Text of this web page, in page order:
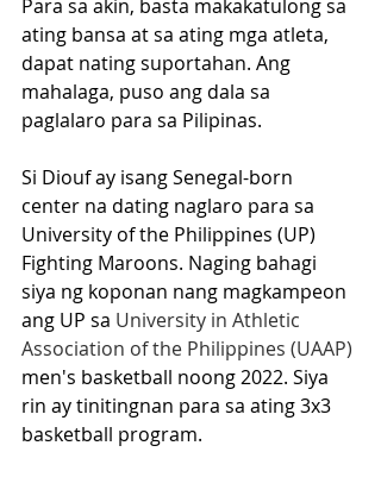
Para sa akin, basta makakatulong sa
ating bansa at sa ating mga atleta,
dapat nating suportahan. Ang
mahalaga, puso ang dala sa
paglalaro para sa Pilipinas.
Si Diouf ay isang Senegal-born
center na dating naglaro para sa
University of the Philippines (UP)
Fighting Maroons. Naging bahagi
siya ng koponan nang magkampeon
ang UP sa University in Athletic
Association of the Philippines (UAAP)
men's basketball noong 2022. Siya
rin ay tinitingnan para sa ating 3x3
basketball program.